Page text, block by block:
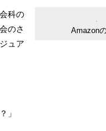
Amazon
科の
のさ
ュア
」